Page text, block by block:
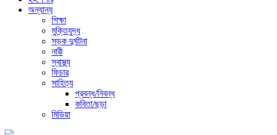
অন্যান্য
শিক্ষা
মুক্তিযুদ্ধ
সড়ক দুর্ঘটনা
নারী
স্বাস্থ্য
ফিচার
সাহিত্য
প্রবন্ধ/নিবন্ধ
কবিতা/ছড়া
মিডিয়া